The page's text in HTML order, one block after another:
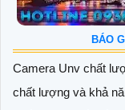
BÁO
Camera Unv chất
chất lượng và khả